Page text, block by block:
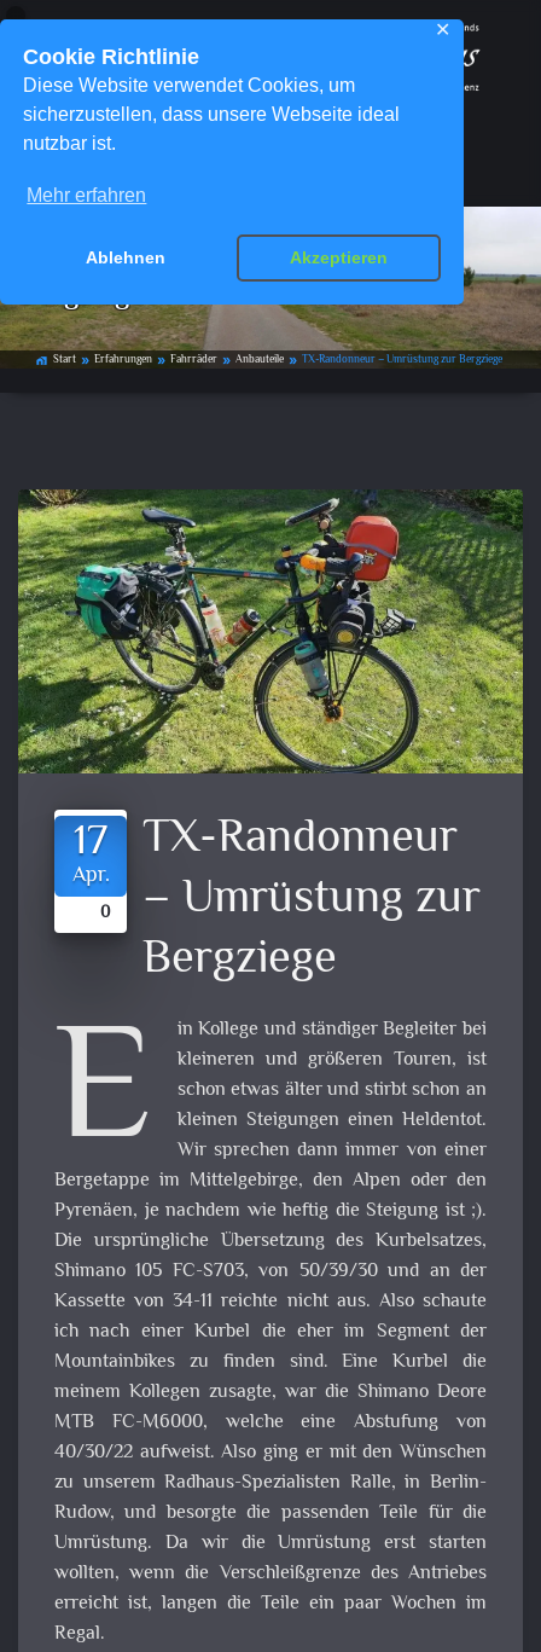
Cookie Richtlinie
Diese Website verwendet Cookies, um
sicherzustellen, dass unsere Webseite ideal
nutzbar ist.
Mehr erfahren
Ablehnen Akzeptieren
✕
TX-Randonneur – Umrüstung zur
Bergziege
home_work Start double_arrow Erfahrungen double_arrow Fahrräder double_arrow Anbauteile double_arrow TX-Randonneur – Umrüstung zur Bergziege
17
Apr.
0
TX-Randonneur
– Umrüstung zur
Bergziege
E
in Kollege und ständiger Begleiter bei
kleineren und größeren Touren, ist
schon etwas älter und stirbt schon an
kleinen Steigungen einen Heldentot.
Wir sprechen dann immer von einer
Bergetappe im Mittelgebirge, den Alpen oder den
Pyrenäen, je nachdem wie heftig die Steigung ist ;).
Die ursprüngliche Übersetzung des Kurbelsatzes,
Shimano 105 FC-S703, von 50/39/30 und an der
Kassette von 34-11 reichte nicht aus. Also schaute
ich nach einer Kurbel die eher im Segment der
Mountainbikes zu finden sind. Eine Kurbel die
meinem Kollegen zusagte, war die Shimano Deore
MTB FC-M6000, welche eine Abstufung von
40/30/22 aufweist. Also ging er mit den Wünschen
zu unserem Radhaus-Spezialisten Ralle, in Berlin-
Rudow, und besorgte die passenden Teile für die
Umrüstung. Da wir die Umrüstung erst starten
wollten, wenn die Verschleißgrenze des Antriebes
erreicht ist, langen die Teile ein paar Wochen im
Regal.